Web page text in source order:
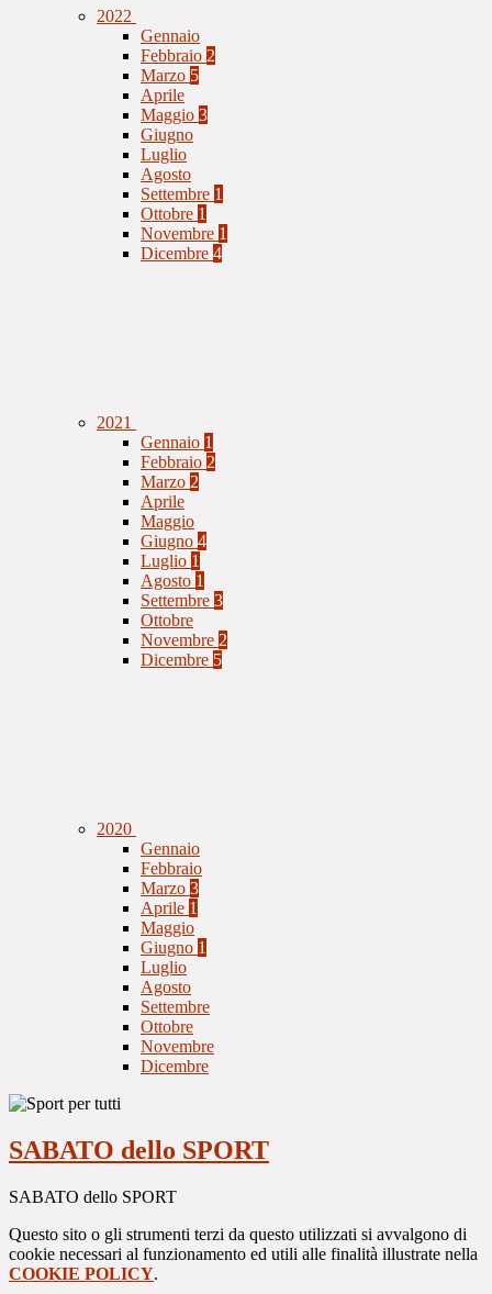
2022
Gennaio
Febbraio 2
Marzo 5
Aprile
Maggio 3
Giugno
Luglio
Agosto
Settembre 1
Ottobre 1
Novembre 1
Dicembre 4
2021
Gennaio 1
Febbraio 2
Marzo 2
Aprile
Maggio
Giugno 4
Luglio 1
Agosto 1
Settembre 3
Ottobre
Novembre 2
Dicembre 5
2020
Gennaio
Febbraio
Marzo 3
Aprile 1
Maggio
Giugno 1
Luglio
Agosto
Settembre
Ottobre
Novembre
Dicembre
SABATO dello SPORT
SABATO dello SPORT
Questo sito o gli strumenti terzi da questo utilizzati si avvalgono di
cookie necessari al funzionamento ed utili alle finalità illustrate nella
COOKIE POLICY.